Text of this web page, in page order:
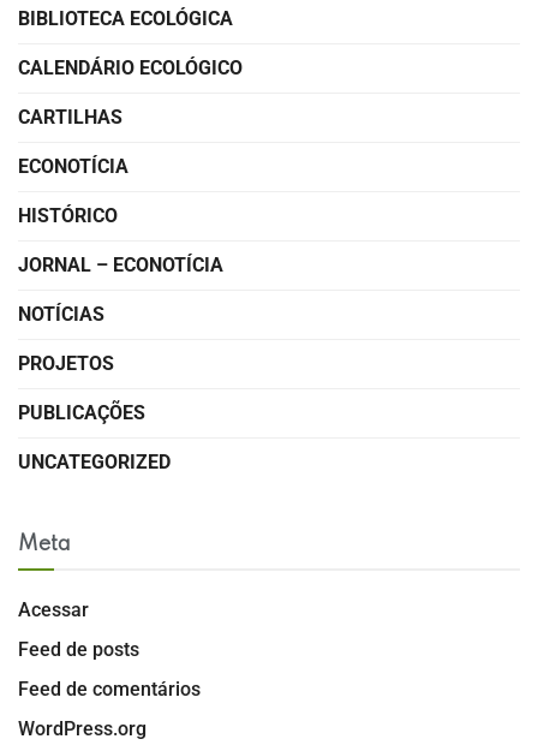
BIBLIOTECA ECOLÓGICA
CALENDÁRIO ECOLÓGICO
CARTILHAS
ECONOTÍCIA
HISTÓRICO
JORNAL – ECONOTÍCIA
NOTÍCIAS
PROJETOS
PUBLICAÇÕES
UNCATEGORIZED
Meta
Acessar
Feed de posts
Feed de comentários
WordPress.org